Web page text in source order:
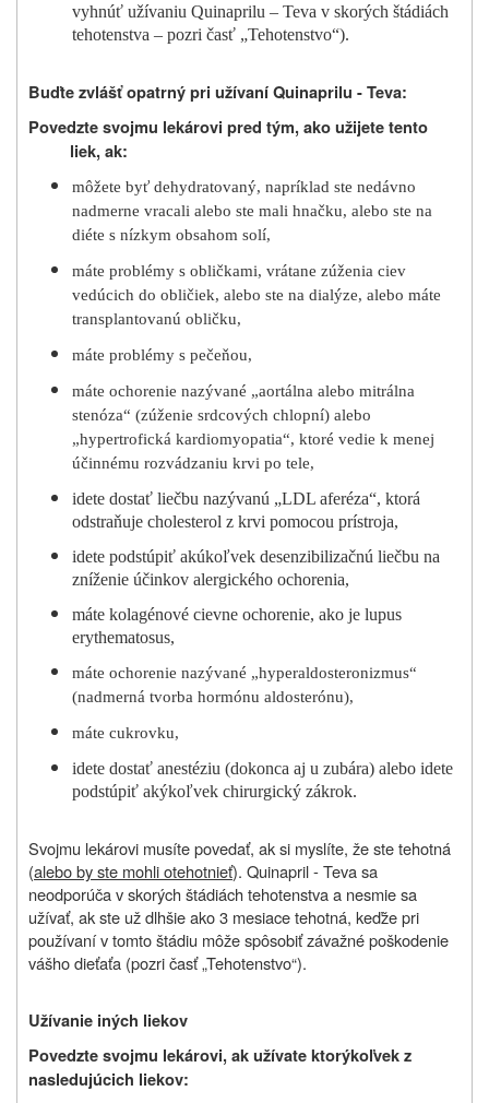
vyhnúť užívaniu Quinaprilu – Teva v skorých štádiách
tehotenstva – pozri časť „Tehotenstvo“).
Buďte zvlášť opatrný pri užívaníQuinaprilu - Teva:
Povedzte svojmu lekárovi pred tým, ako užijete tento
liek, ak:
môžete byť dehydratovaný, napríklad ste nedávno
nadmerne vracali alebo ste mali hnačku, alebo ste na
diéte s nízkym obsahom solí,
máte problémy s obličkami, vrátane zúženia ciev
vedúcich do obličiek, alebo ste na dialýze, alebo máte
transplantovanú obličku,
máte problémy s pečeňou,
máte ochorenie nazývané „aortálna alebo mitrálna
stenóza“ (zúženie srdcových chlopní) alebo
„hypertrofická kardiomyopatia“, ktoré vedie k menej
účinnému rozvádzaniu krvi po tele,
idete dostať liečbu nazývanú „LDL aferéza“, ktorá
odstraňuje cholesterol z krvi pomocou prístroja,
idete podstúpiť akúkoľvek desenzibilizačnú liečbu na
zníženie účinkov alergického ochorenia,
máte kolagénové cievne ochorenie, ako je lupus
erythematosus,
máte ochorenie nazývané „hyperaldosteronizmus“
(nadmerná tvorba hormónu aldosterónu),
máte cukrovku,
idete dostať anestéziu (dokonca aj u zubára) alebo idete
podstúpiť akýkoľvek chirurgický zákrok.
Svojmu lekárovi musíte povedať, ak si myslíte, že ste tehotná
(alebo by ste mohli otehotnieť). Quinapril - Teva sa
neodporúča v skorých štádiách tehotenstva a nesmie sa
užívať, ak ste už dlhšie ako 3 mesiace tehotná, keďže pri
používaní v tomto štádiu môže spôsobiť závažné poškodenie
vášho dieťaťa (pozri časť „Tehotenstvo“).
Užívanie iných liekov
Povedzte svojmu lekárovi, ak užívate ktorýkoľvek z
nasledujúcich liekov: